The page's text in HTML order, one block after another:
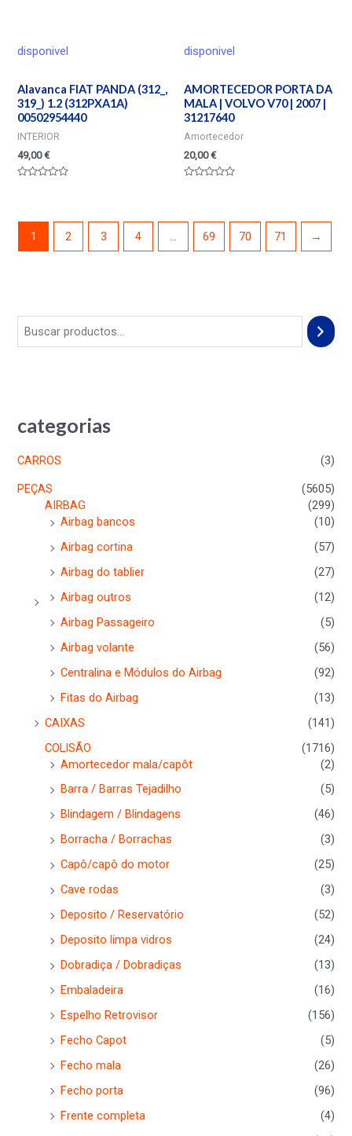
categorias
CARROS
(3)
PEÇAS
(5605)
AIRBAG
(299)
Airbag bancos
(10)
Airbag cortina
(57)
Airbag do tablier
(27)
Airbag outros
(12)
Airbag Passageiro
(5)
Airbag volante
(56)
Centralina e Módulos do Airbag
(92)
Fitas do Airbag
(13)
CAIXAS
(141)
COLISÃO
(1716)
Amortecedor mala/capôt
(2)
Barra / Barras Tejadilho
(5)
Blindagem / Blindagens
(46)
Borracha / Borrachas
(3)
Capô/capô do motor
(25)
Cave rodas
(3)
Deposito / Reservatório
(52)
Deposito limpa vidros
(24)
Dobradiça / Dobradiças
(13)
Embaladeira
(16)
Espelho Retrovisor
(156)
Fecho Capot
(5)
Fecho mala
(26)
Fecho porta
(96)
Frente completa
(4)
5
5
disponivel
Alavanca FIAT PANDA (312_,
319_) 1.2 (312PXA1A)
00502954440
INTERIOR
49,00€
5
disponivel
AMORTECEDOR PORTA DA
MALA | VOLVO V70 | 2007 |
31217640
Amortecedor
20,00€
5
1 2 3 4 … 69 70 71 →